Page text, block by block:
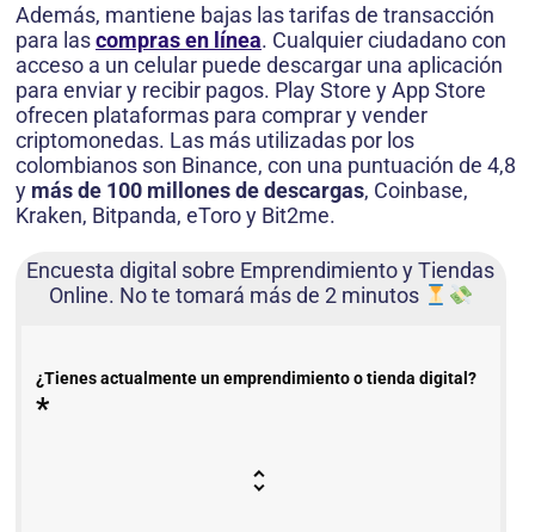
Además, mantiene bajas las tarifas de transacción
para lascompras en línea. Cualquier ciudadano con
acceso a un celular puede descargar una aplicación
para enviar y recibir pagos. Play Store y App Store
ofrecen plataformas para comprar y vender
criptomonedas. Las más utilizadas por los
colombianos son Binance, con una puntuación de 4,8
y más de 100 millones de descargas, Coinbase,
Kraken, Bitpanda, eToro y Bit2me.
Encuesta digital sobre Emprendimiento y Tiendas
Online. No te tomará más de 2 minutos
¿Tienes actualmente un emprendimiento o tienda digital?
*